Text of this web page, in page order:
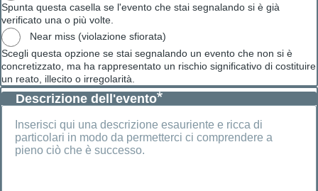
Spunta questa casella se l'evento che stai segnalando si è già
verificato una o più volte.
Near miss (violazione sfiorata)
Scegli questa opzione se stai segnalando un evento che non si è
concretizzato, ma ha rappresentato un rischio significativo di costituire
un reato, illecito o irregolarità.
Descrizione dell'evento
dell'evento